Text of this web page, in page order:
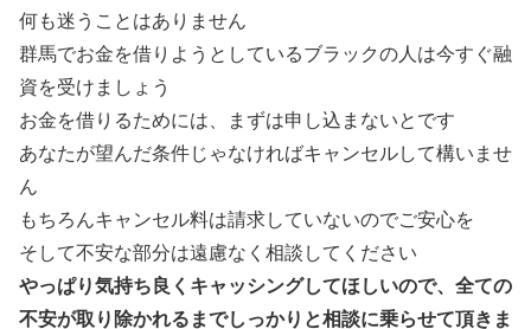
何も迷うことはありません
群馬でお金を借りようとしているブラックの人は今すぐ融
資を受けましょう
お金を借りるためには、まずは申し込まないとです
あなたが望んだ条件じゃなければキャンセルして構いませ
ん
もちろんキャンセル料は請求していないのでご安心を
そして不安な部分は遠慮なく相談してください
やっぱり気持ち良くキャッシングしてほしいので、全ての
不安が取り除かれるまでしっかりと相談に乗らせて頂きま